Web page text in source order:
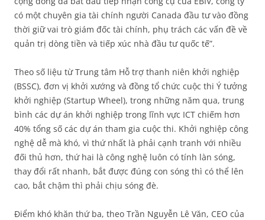
có một chuyên gia tài chính người Canada đầu tư vào đồng
thời giữ vai trò giám đốc tài chính, phụ trách các vấn đề về
quản trị dòng tiền và tiếp xúc nhà đầu tư quốc tế”.
Theo số liệu từ Trung tâm Hỗ trợ thanh niên khởi nghiệp
(BSSC), đơn vị khởi xướng và đồng tổ chức cuộc thi Ý tưởng
khởi nghiệp (Startup Wheel), trong những năm qua, trung
bình các dự án khởi nghiệp trong lĩnh vực ICT chiếm hơn
40% tổng số các dự án tham gia cuộc thi. Khởi nghiệp công
nghệ dễ mà khó, vì thứ nhất là phải cạnh tranh với nhiều
đối thủ hơn, thứ hai là công nghệ luôn có tính làn sóng,
thay đổi rất nhanh, bắt được đúng con sóng thì có thể lên
cao, bắt chậm thì phải chịu sóng đè.
Điểm khó khăn thứ ba, theo Trần Nguyễn Lê Văn, CEO của